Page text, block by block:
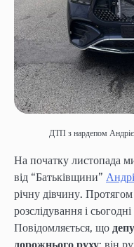
ДТП з нардепом
На початку листопада
від “Батьківщини”
річну дівчину.
розслідування і
Повідомляється, що